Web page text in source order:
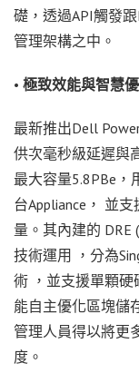
礎，透過API觸發
管理架構之中。
• 極致效能與智慧
最新推出Dell
供次毫秒級延遲與
最大容量5.8PBe，
台Appliance， 並
量。其內建的 DRE
技術運用 ，分為
術 ，並支援單顆硬
能自主優化區塊儲
管理人員得以將更
度。